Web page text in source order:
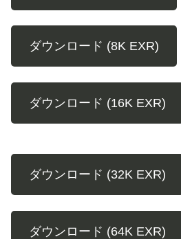
ダウンロード (8K EXR)
ダウンロード (16K EXR)
ダウンロード (32K EXR)
ダウンロード (64K EXR)